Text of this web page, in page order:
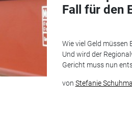
Fall für den
Wie viel Geld
Und wird der
Gericht muss nun
von Stefanie